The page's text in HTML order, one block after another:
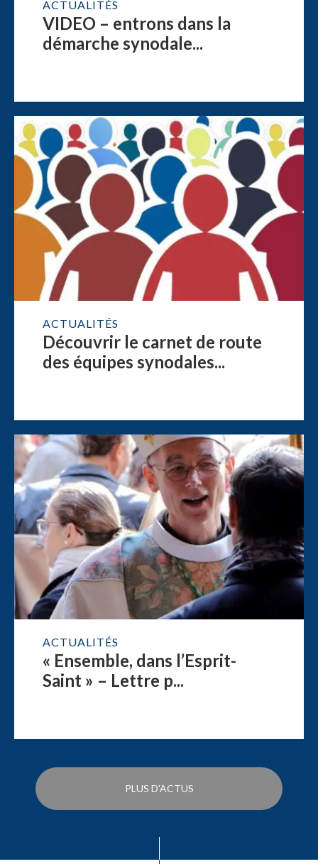
ACTUALITÉS
VIDEO – entrons dans la
démarche synodale...
ACTUALITÉS
Découvrir le carnet de route
des équipes synodales...
ACTUALITÉS
« Ensemble, dans l’Esprit-
Saint » – Lettre p...
PLUS D'ACTUS